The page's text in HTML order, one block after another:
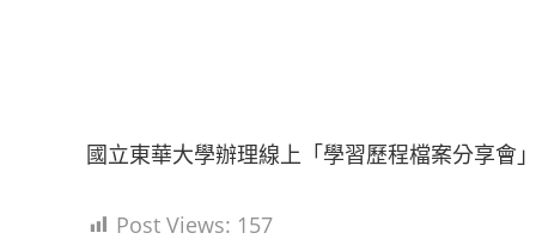
國立東華大學辦理線上「學習歷程檔案分享會
Post Views: 157